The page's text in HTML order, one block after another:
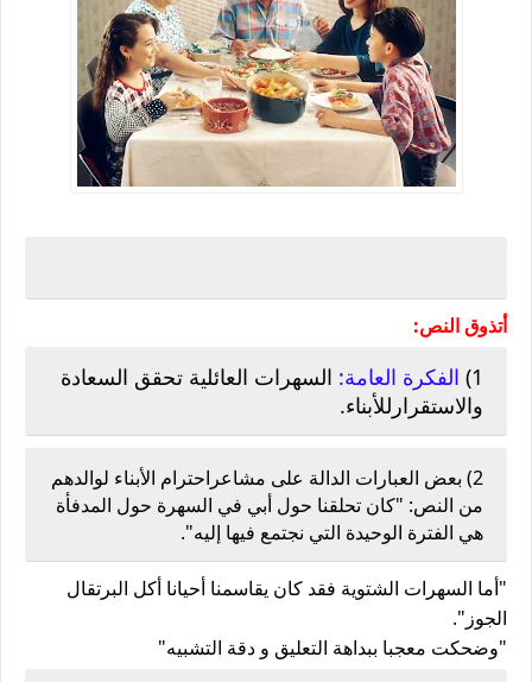
أتذوق النص:
1) الفكرة العامة: السهرات العائلية تحقق السعادة
والاستقرارللأبناء.
2) بعض العبارات الدالة على مشاعراحترام الأبناء لوالدهم
من النص: "كان تحلقنا حول أبي في السهرة حول المدفأة
هي الفترة الوحيدة التي نجتمع فيها إليه".
"أما السهرات الشتوية فقد كان يقاسمنا أحيانا أكل البرتقال
الجوز".
"وضحكت معجبا ببداهة التعليق و دقة التشبيه"